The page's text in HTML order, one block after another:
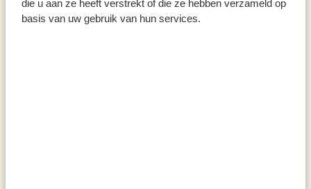
die u aan ze heeft verstrekt of die ze hebben verzameld op
basis van uw gebruik van hun services.